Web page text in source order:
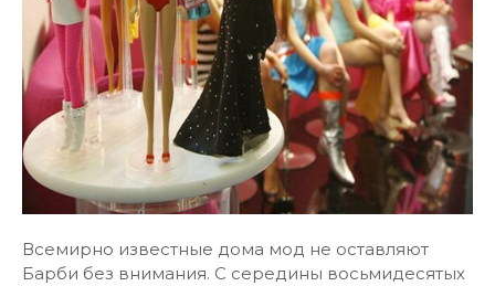
Всемирно известные дома мод не оставляют
Барби без внимания. С середины восьмидесятых